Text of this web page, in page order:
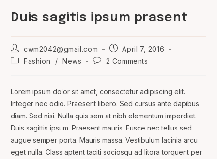
Duis sagitis ipsum prasent
Post
author:
cwm2042@gmail.com
Post
published:
April 7, 2016
PostFashion / News
Post2 Comments
Lorem ipsum dolor sit amet, consectetur adipiscing elit.
Integer nec odio. Praesent libero. Sed cursus ante dapibus
diam. Sed nisi. Nulla quis sem at nibh elementum imperdiet.
Duis sagittis ipsum. Praesent mauris. Fusce nec tellus sed
augue semper porta. Mauris massa. Vestibulum lacinia arcu
eget nulla. Class aptent taciti sociosqu ad litora torquent per